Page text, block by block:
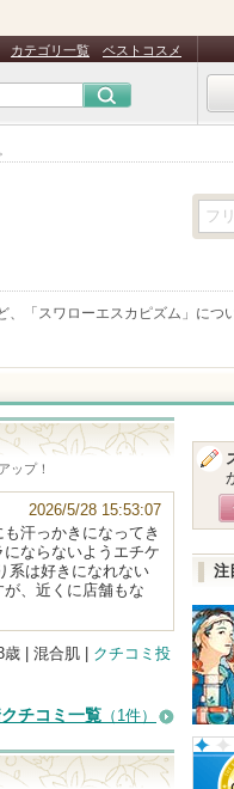
カテゴリ一覧 ベストコスメ
、「 スワローエスカピズム 」につ
ップ！
2026/5/28 15:53:07
汗っかきになってき
ならないようエチケ
系は好きになれない
、近くに店舗もな
歳 | 混合肌 | クチコミ投
チコミ一覧 （1件）
注